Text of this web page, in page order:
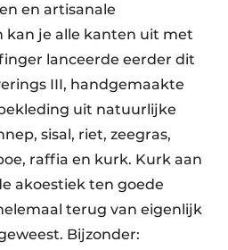
en artisanale
kan je alle kanten uit met
lanceerde eerder dit
III, handgemaakte
uit natuurlijke
sisal, riet, zeegras,
raffia en kurk. Kurk aan
akoestiek ten goede
terug van eigenlijk
Bijzonder: